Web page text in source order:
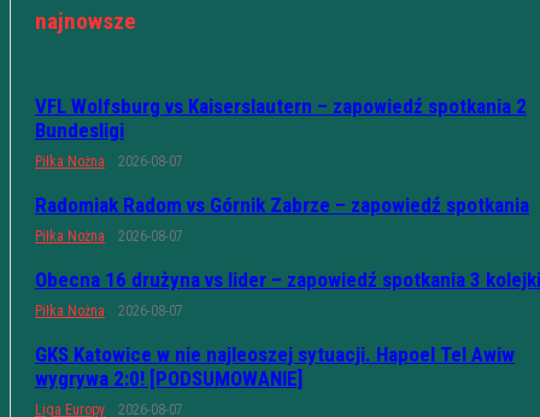
najnowsze
VFL Wolfsburg vs Kaiserslautern – zapowiedź spotkania 2
Bundesligi
Piłka Nożna 2026-08-07
Radomiak Radom vs Górnik Zabrze – zapowiedź spotkania
Piłka Nożna 2026-08-07
Obecna 16 drużyna vs lider – zapowiedź spotkania 3 kolejki
Piłka Nożna 2026-08-07
GKS Katowice w nie najleoszej sytuacji. Hapoel Tel Awiw
wygrywa 2:0! [PODSUMOWANIE]
Liga Europy 2026-08-07